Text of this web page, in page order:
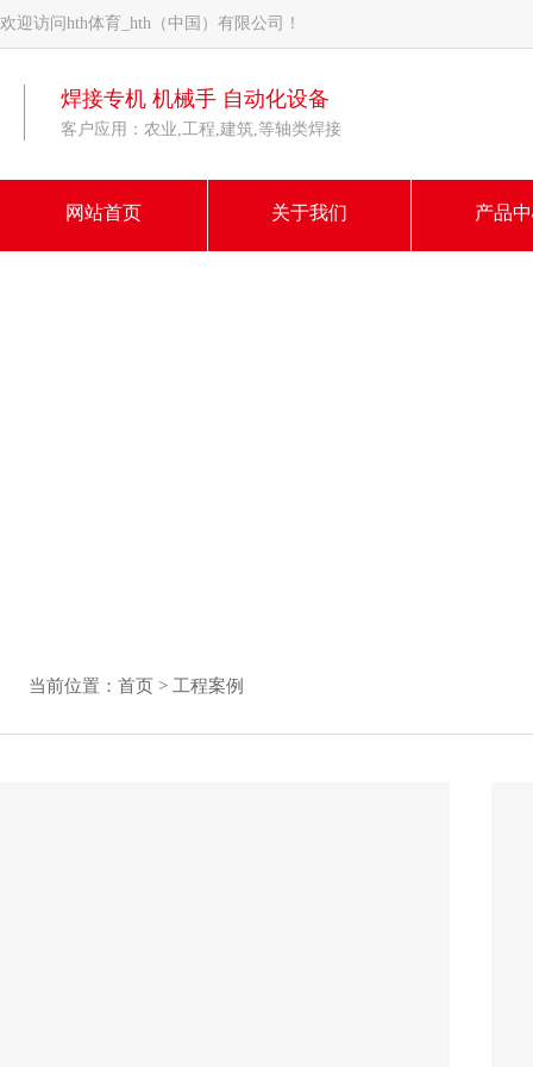
欢迎访问hth体育_hth（中国）有限公司！
焊接专机 机械手 自动化设备
客户应用：农业,工程,建筑,等轴类焊接
网站首页 关于我们 产品
当前位置： 首页 > 工程案例